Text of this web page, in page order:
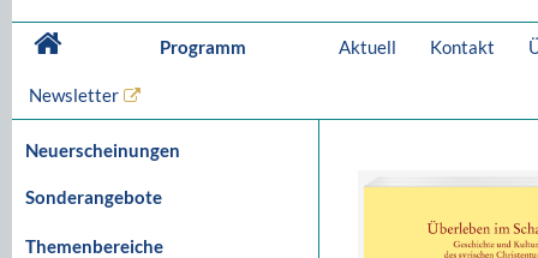
Programm Aktuell Kontakt
Newsletter
Neuerscheinungen
Sonderangebote
Themenbereiche